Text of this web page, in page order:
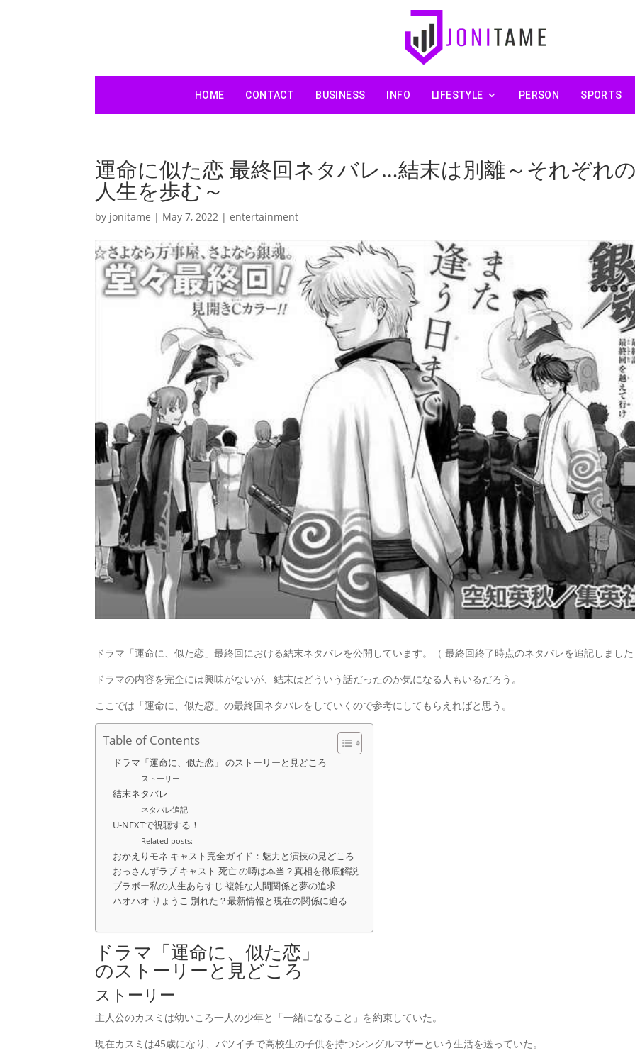
HOME CONTACT BUSINESS INFO LIFESTYLE PERSON SPORTS
運命に似た恋 最終回ネタバレ…結末は別離～それぞれの
人生を歩む～
by jonitame | May 7, 2022 |entertainment
ドラマ「運命に、似た恋」最終回における結末ネタバレを公開しています。（ 最終回終了時点のネタバレを追記しました
ドラマの内容を完全には興味がないが、結末はどういう話だったのか気になる人もいるだろう。
ここでは「運命に、似た恋」の最終回ネタバレをしていくので参考にしてもらえればと思う。
Table of Contents
ドラマ「運命に、似た恋」 のストーリーと見どころ
ストーリー
結末ネタバレ
ネタバレ追記
U-NEXTで視聴する！
Related posts:
おかえりモネ キャスト完全ガイド：魅力と演技の見どころ
おっさんずラブ キャスト 死亡 の噂は本当？真相を徹底解説
ブラボー私の人生あらすじ 複雑な人間関係と夢の追求
ハオハオ りょうこ 別れた？最新情報と現在の関係に迫る
ドラマ「運命に、似た恋」
のストーリーと見どころ
ストーリー
主人公のカスミは幼いころ一人の少年と「一緒になること」を約束していた。
現在カスミは45歳になり、バツイチで高校生の子供を持つシングルマザーという生活を送っていた。